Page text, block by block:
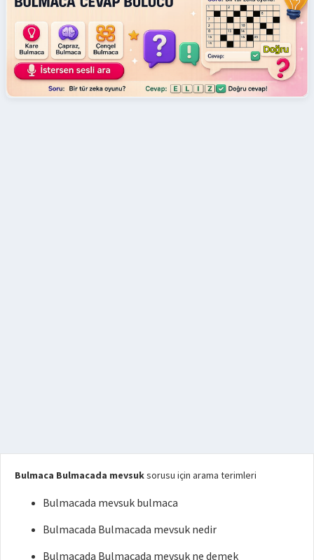
Bulmaca Bulmacada mevsuksorusu için arama terimleri
Bulmacada mevsuk bulmaca
Bulmacada Bulmacada mevsuk nedir
Bulmacada Bulmacada mevsuk ne demek